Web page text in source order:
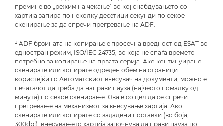
премине во „режим на чекање“ во кој снабдувањето со
хартија запира по неколку десетици секунди по секое
скенирање за да спречи прегревање на ADF.
¹ ADF брзината на копирање е просечна вредност од ESAT во
едностран режим, ISO/IEC 24735, во која не спаѓа времето
потребно за копирање на првата серија. Ако континуирано
скенирате или копирате одреден обем на страници
користејќи го Автоматскиот внесувач на документи, можно е
печатачот да треба да направи пауза (најчесто помалку од 1
минута) по секое скенирање. Ова е со цел да се спречи
прегревање на механизмот за внесување хартија. Ако
скенирате или копирате со зададени поставки (во боја,
300dpi), внесувањето хартија започнува да прави пауза по